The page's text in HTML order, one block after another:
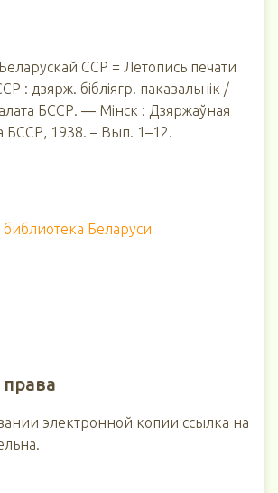
ССР = Летопись печати
: дзярж. бібліягр. паказальнік /
БССР. ― Мінск : Дзяржаўная
БССР, 1938. – Вып. 1–12.
Беларуси
электронной копии ссылка на